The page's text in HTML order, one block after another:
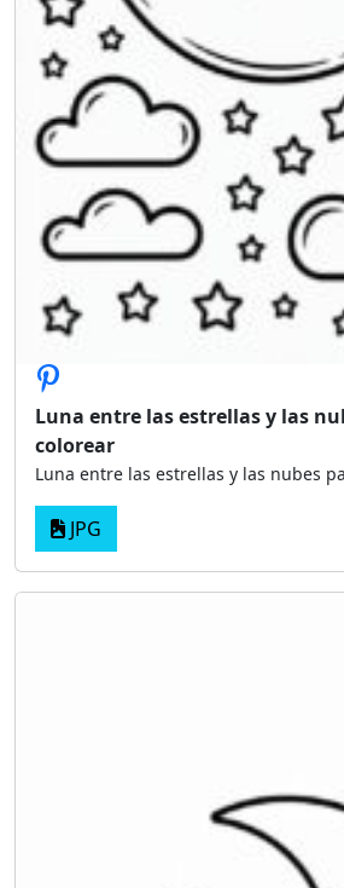
Luna entre las estrellas y las
colorear
Luna entre las estrellas y las nubes
JPG